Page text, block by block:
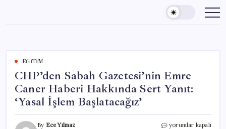
content
EĞITIM
CHP’den Sabah Gazetesi’nin Emre
Caner Haberi Hakkında Sert Yanıt:
‘Yasal İşlem Başlatacağız’
By Ece Yılmaz
CHP’den
yorumlar kapalı